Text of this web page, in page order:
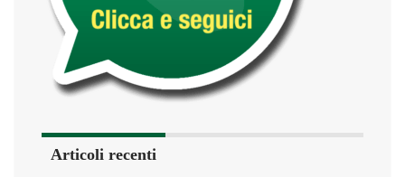
Articoli recenti